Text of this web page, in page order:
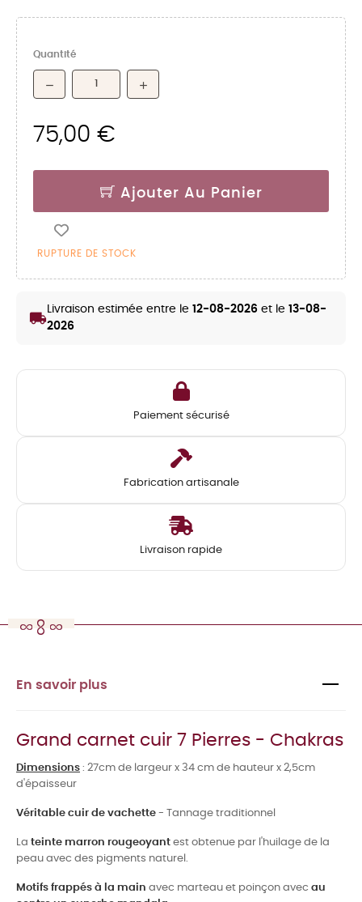
Quantité
75,00 €
Ajouter Au Panier
RUPTURE DE STOCK
local_shipping Livraison estimée entre le 12-08-2026 et le 13-08-
2026
Paiement sécurisé
Fabrication artisanale
Livraison rapide
En savoir plus
Grand carnet cuir 7 Pierres - Chakras
Dimensions : 27cm de largeur x 34 cm de hauteur x 2,5cm
d'épaisseur
Véritable cuir de vachette - Tannage traditionnel
La teinte marron rougeoyant est obtenue par l'huilage de la
peau avec des pigments naturel.
Motifs frappés à la main avec marteau et poinçon avec au